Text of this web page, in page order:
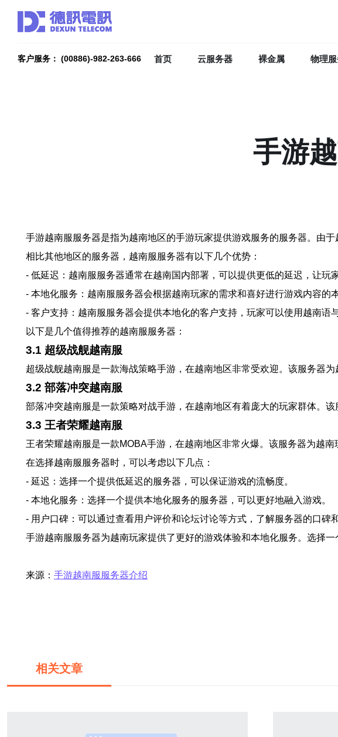
客户服务： (00886)-982-263-666 首页 云服务器 裸金属 物理
手游
手游越南服服务器是指为越南地区的手游玩家提供游戏服务的服务器。由
相比其他地区的服务器，越南服服务器有以下几个优势：
- 低延迟：越南服服务器通常在越南国内部署，可以提供更低的延迟，让玩
- 本地化服务：越南服服务器会根据越南玩家的需求和喜好进行游戏内容的
- 客户支持：越南服服务器会提供本地化的客户支持，玩家可以使用越南语
以下是几个值得推荐的越南服服务器：
3.1 超级战舰越南服
超级战舰越南服是一款海战策略手游，在越南地区非常受欢迎。该服务器
3.2 部落冲突越南服
部落冲突越南服是一款策略对战手游，在越南地区有着庞大的玩家群体。
3.3 王者荣耀越南服
王者荣耀越南服是一款MOBA手游，在越南地区非常火爆。该服务器为越
在选择越南服服务器时，可以考虑以下几点：
- 延迟：选择一个提供低延迟的服务器，可以保证游戏的流畅度。
- 本地化服务：选择一个提供本地化服务的服务器，可以更好地融入游戏。
- 用户口碑：可以通过查看用户评价和论坛讨论等方式，了解服务器的口碑
手游越南服服务器为越南玩家提供了更好的游戏体验和本地化服务。选择
来源： 手游越南服服务器介绍
相关文章